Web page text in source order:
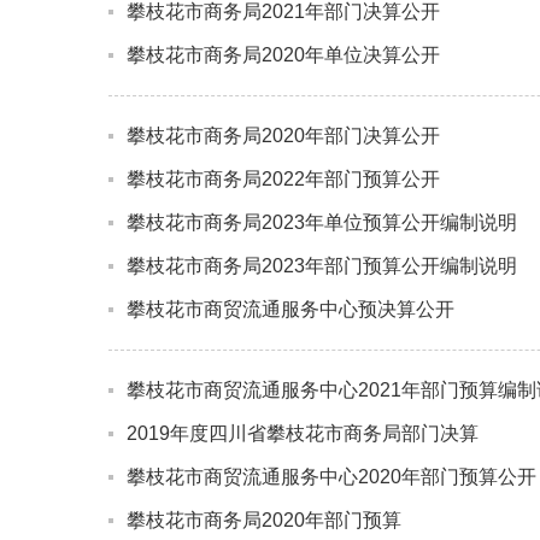
攀枝花市商务局2021年部门决算公开
攀枝花市商务局2020年单位决算公开
攀枝花市商务局2020年部门决算公开
攀枝花市商务局2022年部门预算公开
攀枝花市商务局2023年单位预算公开编制说明
攀枝花市商务局2023年部门预算公开编制说明
攀枝花市商贸流通服务中心预决算公开
攀枝花市商贸流通服务中心2021年部门预算编制
2019年度四川省攀枝花市商务局部门决算
攀枝花市商贸流通服务中心2020年部门预算公开
攀枝花市商务局2020年部门预算